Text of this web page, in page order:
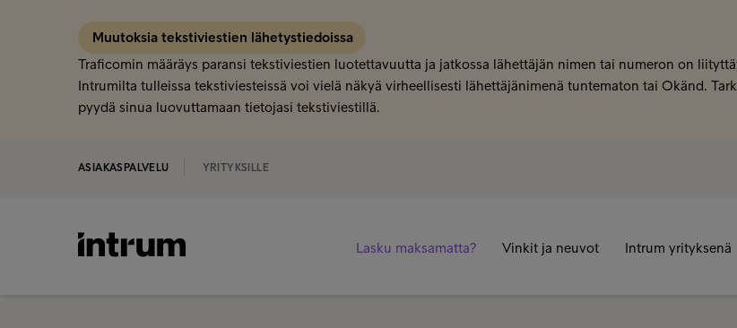
Muutoksia tekstiviestien lähetystiedoissa
Traficomin määräys paransi tekstiviestien luotettavuutta ja jatkossa lähettäjän nimen tai numeron on
Intrumilta tulleissa tekstiviesteissä voi vielä näkyä virheellisesti lähettäjänimenä tuntematon tai Okänd.
pyydä sinua luovuttamaan tietojasi tekstiviestillä.
ASIAKASPALVELU YRITYKSILLE
Lasku maksamatta? Vinkit ja neuvot Intrum yrityksenä